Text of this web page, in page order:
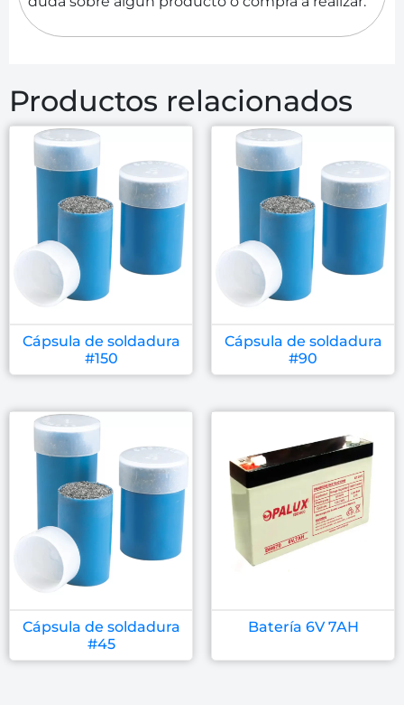
Productos relacionados
Cápsula de soldadura
#150
Cápsula de soldadura
#90
Cápsula de soldadura
#45
Batería 6V 7AH